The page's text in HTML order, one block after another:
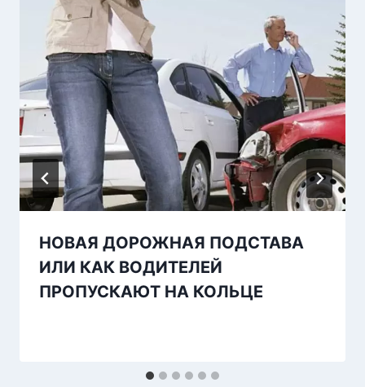
НОВАЯ ДОРОЖНАЯ ПОДСТАВА
ИЛИ КАК ВОДИТЕЛЕЙ
ПРОПУСКАЮТ НА КОЛЬЦЕ